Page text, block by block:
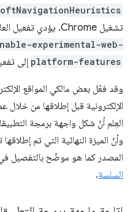
تشغيل Chrome. يؤدي تفعيل العلامة
experimental-web-
platform-features إلى
وقد فعّل بعض مالكي المواقع
الإلكترونية قبل إطلاقها من خلال
العِلم أنّ شكل واجهة برمجة
وأنّ الميزة النهائية التي تم
المصدر كما هو موضّح بالتفصيل
السلسة.